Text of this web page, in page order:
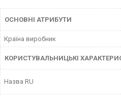
ОСНОВНІ АТРИБУТИ
Країна виробник
КОРИСТУВАЛЬНИЦЬКІ
Назва RU